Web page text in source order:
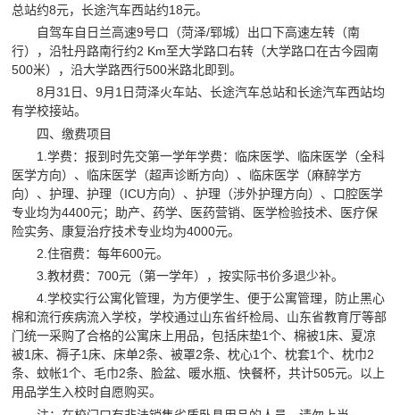
总站约8元，长途汽车西站约18元。
自驾车自日兰高速9号口（菏泽/郓城）出口下高速左转（南
行），沿牡丹路南行约2 Km至大学路口右转（大学路口在古今园南
500米），沿大学路西行500米路北即到。
8月31日、9月1日菏泽火车站、长途汽车总站和长途汽车西站均
有学校接站。
四、缴费项目
1.学费：报到时先交第一学年学费：临床医学、临床医学（全科
医学方向）、临床医学（超声诊断方向）、临床医学（麻醉学方
向）、护理、护理（ICU方向）、护理（涉外护理方向）、口腔医学
专业均为4400元；助产、药学、医药营销、医学检验技术、医疗保
险实务、康复治疗技术专业均为4000元。
2.住宿费：每年600元。
3.教材费：700元（第一学年），按实际书价多退少补。
4.学校实行公寓化管理，为方便学生、便于公寓管理，防止黑心
棉和流行疾病流入学校，学校通过山东省纤检局、山东省教育厅等部
门统一采购了合格的公寓床上用品，包括床垫1个、棉被1床、夏凉
被1床、褥子1床、床单2条、被罩2条、枕心1个、枕套1个、枕巾2
条、蚊帐1个、毛巾2条、脸盆、暖水瓶、快餐杯，共计505元。以上
用品学生入校时自愿购买。